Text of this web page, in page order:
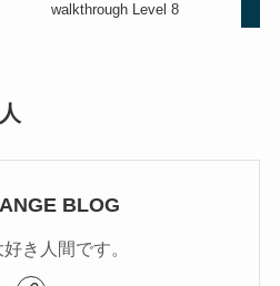
walkthrough Level 8
BLOG
き人間です。